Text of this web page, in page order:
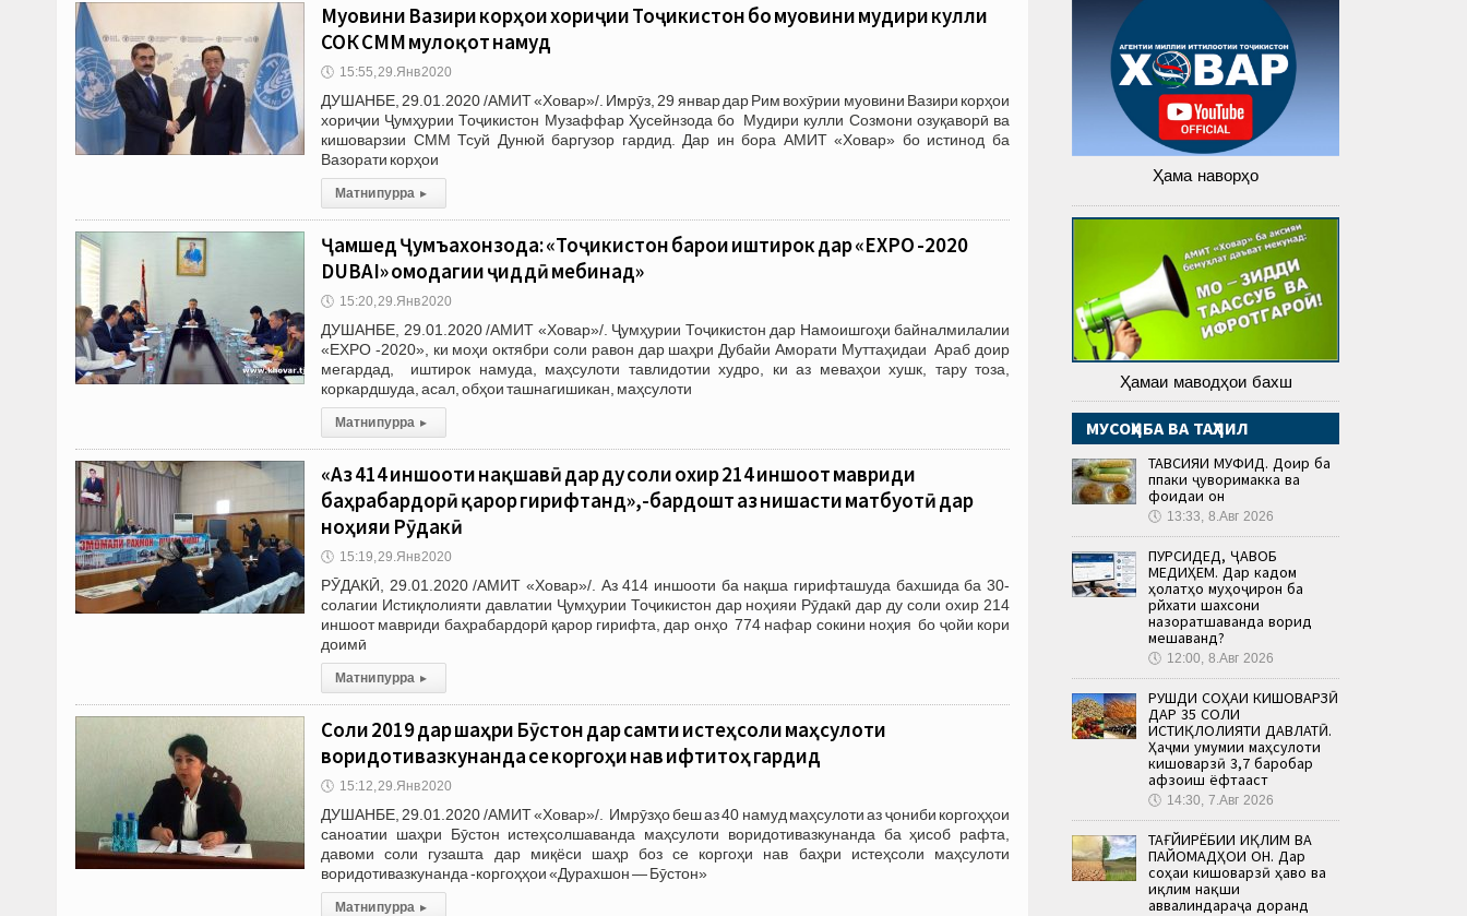
Муовини Вазири корҳои хориҷии Тоҷикистон бо муовини мудири кулли
СОК СММ мулоқот намуд
🕔 15:55, 29.Янв 2020
ДУШАНБЕ, 29.01.2020 /АМИТ «Ховар»/. Имрӯз, 29 январ дар Рим вохӯрии муовини Вазири корҳои
хориҷии Ҷумҳурии Тоҷикистон Музаффар Ҳусейнзода бо Мудири кулли Созмони озуқаворӣ ва
кишоварзии СММ Тсуй Дунюй баргузор гардид. Дар ин бора АМИТ «Ховар» бо истинод ба
Вазорати корҳои
Матни пурра ▸
Ҷамшед Ҷумъахонзода: «Тоҷикистон барои иштирок дар «EXPO -2020
DUBAI» омодагии ҷиддӣ мебинад»
🕔 15:20, 29.Янв 2020
ДУШАНБЕ, 29.01.2020 /АМИТ «Ховар»/. Ҷумҳурии Тоҷикистон дар Намоишгоҳи байналмилалии
«EXPO -2020», ки моҳи октябри соли равон дар шаҳри Дубайи Аморати Муттаҳидаи Араб доир
мегардад, иштирок намуда, маҳсулоти тавлидотии худро, ки аз меваҳои хушк, тару тоза,
коркардшуда, асал, обҳои ташнагишикан, маҳсулоти
Матни пурра ▸
«Аз 414 иншооти нақшавӣ дар ду соли охир 214 иншоот мавриди
баҳрабардорӣ қарор гирифтанд»,-бардошт аз нишасти матбуотӣ дар
ноҳияи Рӯдакӣ
🕔 15:19, 29.Янв 2020
РӮДАКӢ, 29.01.2020 /АМИТ «Ховар»/. Аз 414 иншооти ба нақша гирифташуда бахшида ба 30-
солагии Истиқлолияти давлатии Ҷумҳурии Тоҷикистон дар ноҳияи Рӯдакӣ дар ду соли охир 214
иншоот мавриди баҳрабардорӣ қарор гирифта, дар онҳо 774 нафар сокини ноҳия бо ҷойи кори
доимӣ
Матни пурра ▸
Соли 2019 дар шаҳри Бӯстон дар самти истеҳсоли маҳсулоти
воридотивазкунанда се коргоҳи нав ифтитоҳ гардид
🕔 15:12, 29.Янв 2020
ДУШАНБЕ, 29.01.2020 /АМИТ «Ховар»/. Имрӯзҳо беш аз 40 намуд маҳсулоти аз ҷониби коргоҳҳои
саноатии шаҳри Бӯстон истеҳсолшаванда маҳсулоти воридотивазкунанда ба ҳисоб рафта,
давоми соли гузашта дар миқёси шаҳр боз се коргоҳи нав баҳри истеҳсоли маҳсулоти
воридотивазкунанда -коргоҳҳои «Дурахшон — Бӯстон»
Матни пурра ▸
Ҳама наворҳо
Ҳамаи маводҳои бахш
МУСОҲИБА ВА ТАҲЛИЛ
ТАВСИЯИ МУФИД. Доир ба
пӯпаки ҷуворимакка ва
фоидаи он
🕔 13:33, 8.Авг 2026
ПУРСИДЕД, ҶАВОБ
МЕДИҲЕМ. Дар кадом
ҳолатҳо муҳоҷирон ба
рӯйхати шахсони
назоратшаванда ворид
мешаванд?
🕔 12:00, 8.Авг 2026
РУШДИ СОҲАИ КИШОВАРЗӢ
ДАР 35 СОЛИ
ИСТИҚЛОЛИЯТИ ДАВЛАТӢ.
Ҳаҷми умумии маҳсулоти
кишоварзӣ 3,7 баробар
афзоиш ёфтааст
🕔 14:30, 7.Авг 2026
ТАҒЙИРЁБИИ ИҚЛИМ ВА
ПАЙОМАДҲОИ ОН. Дар
соҳаи кишоварзӣ ҳаво ва
иқлим нақши
аввалиндараҷа доранд